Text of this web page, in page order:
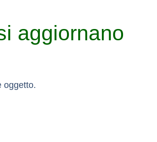
aggiornano
oggetto.